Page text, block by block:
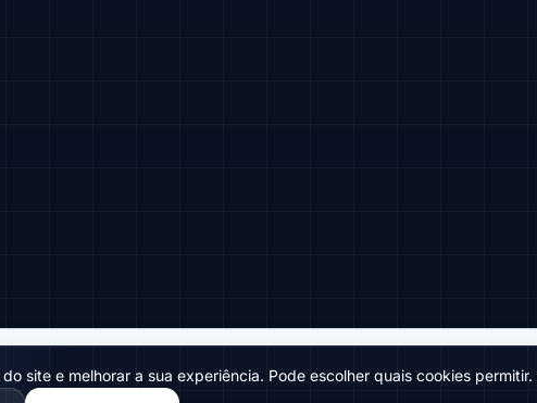
© 2026 Localith. Todos os direitos reservados.
site e melhorar a sua experiência. Pode escolher quais cookies permitir.